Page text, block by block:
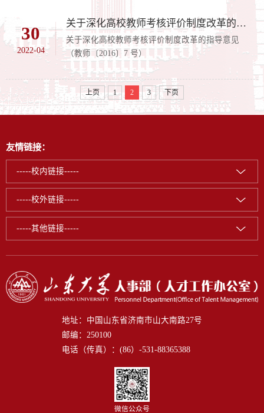
30
2022-04
关于深化高校教师考核评价制度改革的指导意见（教师〔2016〕7 号）
关于深化高校教师考核评价制度改革的指导意见
（教师〔2016〕7 号）
上页 1 2 3 下页
友情链接：
-----校内链接-----
-----校外链接-----
-----其他链接-----
地址：中国山东省济南市山大南路27号
邮编：250100
电话（传真）：(86）-531-88365388
微信公众号